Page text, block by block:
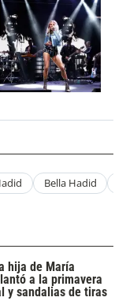
Bella Hadid
hija de María
a la primavera
y sandalias de tiras